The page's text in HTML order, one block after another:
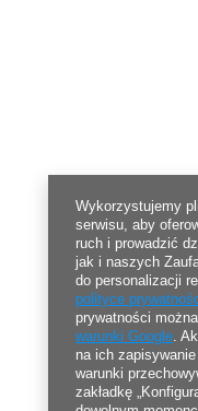
Wykorzystujemy
serwisu, aby
ruch i prowadzić
jak i naszych
do personalizacji
polityce
prywatności
warunki Google.
na ich
warunki
zakładkę